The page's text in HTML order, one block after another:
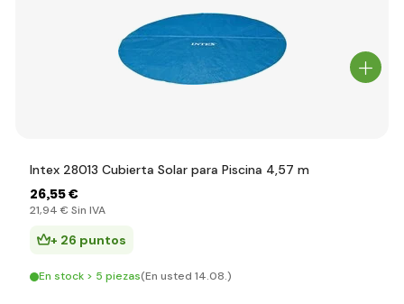
Intex 28013 Cubierta Solar para Piscina 4,57 m
26,55 €
21,94 € Sin IVA
+ 26 puntos
En stock > 5 piezas(En usted 14.08.)